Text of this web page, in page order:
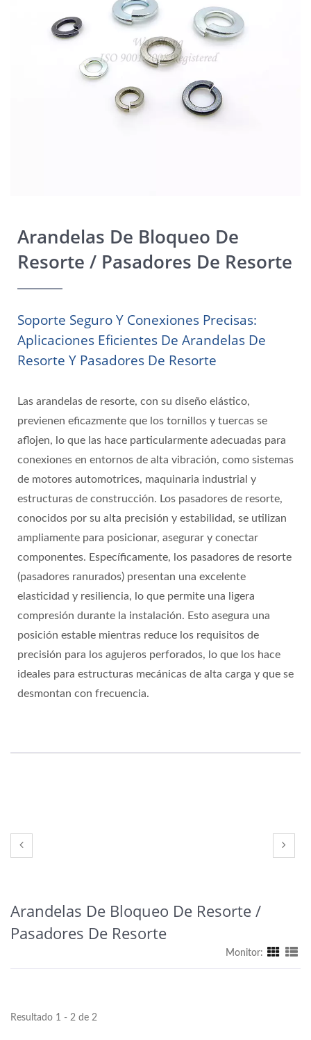
Arandelas De Bloqueo De
Resorte / Pasadores De Resorte
Soporte Seguro Y Conexiones Precisas:
Aplicaciones Eficientes De Arandelas De
Resorte Y Pasadores De Resorte
Las arandelas de resorte, con su diseño elástico,
previenen eficazmente que los tornillos y tuercas se
aflojen, lo que las hace particularmente adecuadas para
conexiones en entornos de alta vibración, como sistemas
de motores automotrices, maquinaria industrial y
estructuras de construcción. Los pasadores de resorte,
conocidos por su alta precisión y estabilidad, se utilizan
ampliamente para posicionar, asegurar y conectar
componentes. Específicamente, los pasadores de resorte
(pasadores ranurados) presentan una excelente
elasticidad y resiliencia, lo que permite una ligera
compresión durante la instalación. Esto asegura una
posición estable mientras reduce los requisitos de
precisión para los agujeros perforados, lo que los hace
ideales para estructuras mecánicas de alta carga y que se
desmontan con frecuencia.
Arandelas De Bloqueo De Resorte /
Pasadores De Resorte
Monitor:
Resultado 1 - 2 de 2